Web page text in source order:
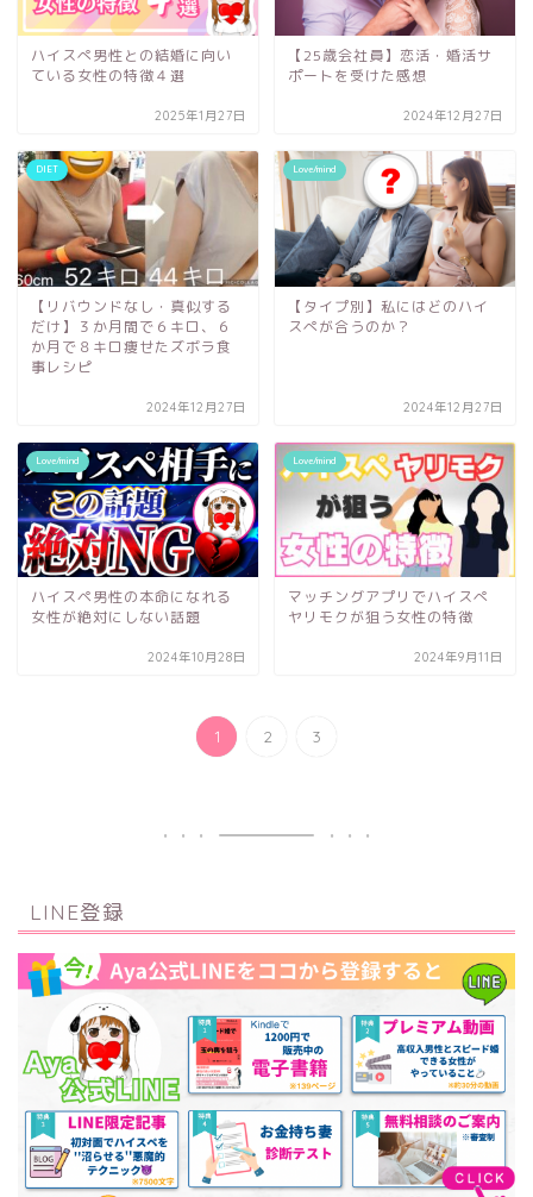
ハイスぺ男性との結婚に向い
ている女性の特徴４選
2025年1月27日
【25歳会社員】恋活・婚活サ
ポートを受けた感想
2024年12月27日
DIET
【リバウンドなし・真似する
だけ】３か月間で６キロ、６
か月で８キロ痩せたズボラ食
事レシピ
2024年12月27日
Love/mind
【タイプ別】私にはどのハイ
スぺが合うのか？
2024年12月27日
Love/mind
ハイスペ男性の本命になれる
女性が絶対にしない話題
2024年10月28日
Love/mind
マッチングアプリでハイスぺ
ヤリモクが狙う女性の特徴
2024年9月11日
1 2 3
LINE登録